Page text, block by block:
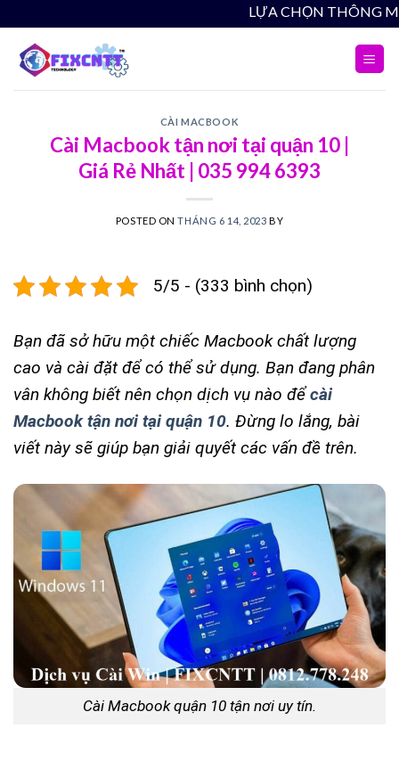
to
content
LỰA
CÀI MACBOOK
Cài Macbook tận nơi tại quận 10 |
Giá Rẻ Nhất | 035 994 6393
POSTED ONTHÁNG 6 14, 2023 BY
5/5 - (333 bình chọn)
Bạn đã sở hữu một chiếc Macbook chất lượng
cao và cài đặt để có thể sử dụng. Bạn đang phân
vân không biết nên chọn dịch vụ nào đểcài
Macbook tận nơi tại quận 10. Đừng lo lắng, bài
viết này sẽ giúp bạn giải quyết các vấn đề trên.
Cài Macbook quận 10 tận nơi uy tín.